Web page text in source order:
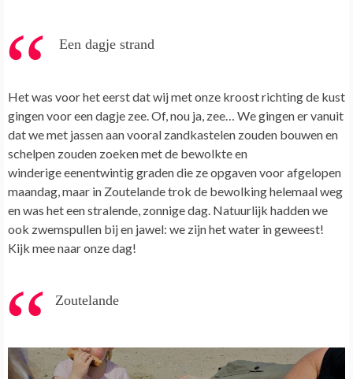
Een dagje strand
Het was voor het eerst dat wij met onze kroost richting de kust
gingen voor een dagje zee. Of, nou ja, zee… We gingen er vanuit
dat we met jassen aan vooral zandkastelen zouden bouwen en
schelpen zouden zoeken met de bewolkte en
winderige eenentwintig graden die ze opgaven voor afgelopen
maandag, maar in Zoutelande trok de bewolking helemaal weg
en was het een stralende, zonnige dag. Natuurlijk hadden we
ook zwemspullen bij en jawel: we zijn het water in geweest!
Kijk mee naar onze dag!
Zoutelande